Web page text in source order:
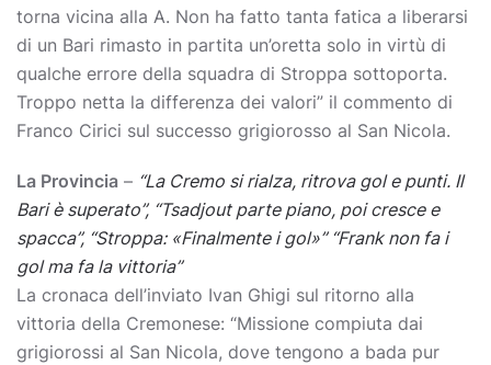
torna vicina alla A. Non ha fatto tanta fatica a liberarsi
di un Bari rimasto in partita un’oretta solo in virtù di
qualche errore della squadra di Stroppa sottoporta.
Troppo netta la differenza dei valori” il commento di
Franco Cirici sul successo grigiorosso al San Nicola.
La Provincia – “La Cremo si rialza, ritrova gol e punti. Il
Bari è superato”, “Tsadjout parte piano, poi cresce e
spacca”, “Stroppa: «Finalmente i gol»” “Frank non fa i
gol ma fa la vittoria”
La cronaca dell’inviato Ivan Ghigi sul ritorno alla
vittoria della Cremonese: “Missione compiuta dai
grigiorossi al San Nicola, dove tengono a bada pur